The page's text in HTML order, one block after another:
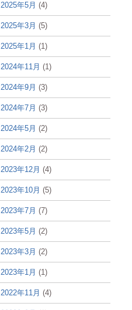
2025年5月 (4)
2025年3月 (5)
2025年1月 (1)
2024年11月 (1)
2024年9月 (3)
2024年7月 (3)
2024年5月 (2)
2024年2月 (2)
2023年12月 (4)
2023年10月 (5)
2023年7月 (7)
2023年5月 (2)
2023年3月 (2)
2023年1月 (1)
2022年11月 (4)